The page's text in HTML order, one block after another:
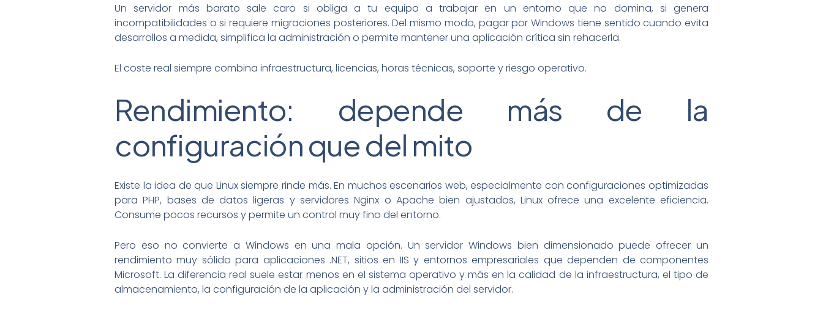
Un servidor más barato sale caro si obliga a tu equipo a trabajar en un entorno que no domina, si genera
incompatibilidades o si requiere migraciones posteriores. Del mismo modo, pagar por Windows tiene sentido cuando evita
desarrollos a medida, simplifica la administración o permite mantener una aplicación crítica sin rehacerla.
El coste real siempre combina infraestructura, licencias, horas técnicas, soporte y riesgo operativo.
Rendimiento: depende más de la
configuración que del mito
Existe la idea de que Linux siempre rinde más. En muchos escenarios web, especialmente con configuraciones optimizadas
para PHP, bases de datos ligeras y servidores Nginx o Apache bien ajustados, Linux ofrece una excelente eficiencia.
Consume pocos recursos y permite un control muy fino del entorno.
Pero eso no convierte a Windows en una mala opción. Un servidor Windows bien dimensionado puede ofrecer un
rendimiento muy sólido para aplicaciones .NET, sitios en IIS y entornos empresariales que dependen de componentes
Microsoft. La diferencia real suele estar menos en el sistema operativo y más en la calidad de la infraestructura, el tipo de
almacenamiento, la configuración de la aplicación y la administración del servidor.